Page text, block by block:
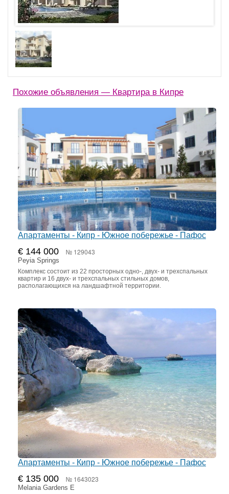
Похожие объявления — Квартира в Кипре
Апартаменты - Кипр - Южное побережье - Пафос
€ 144 000 № 129043
Peyia Springs
Комплекс состоит из 22 просторных одно-, двух- и трехспальных
квартир и 16 двух- и трехспальных стильных домов,
располагающихся на ландшафтной территории.
Апартаменты - Кипр - Южное побережье - Пафос
€ 135 000 № 1643023
Melania Gardens E